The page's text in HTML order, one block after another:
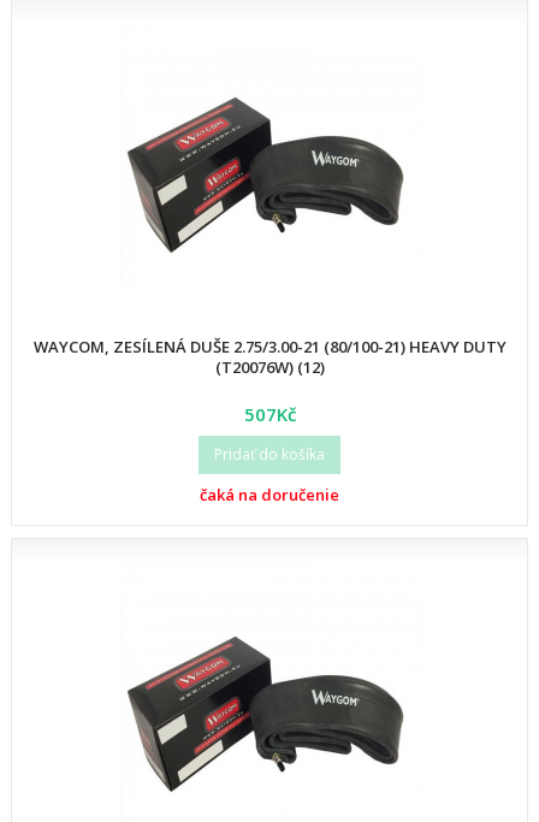
WAYCOM, ZESÍLENÁ DUŠE 2.75/3.00-21 (80/100-21) HEAVY DUTY
(T20076W) (12)
507Kč
Pridať do košíka
čaká na doručenie